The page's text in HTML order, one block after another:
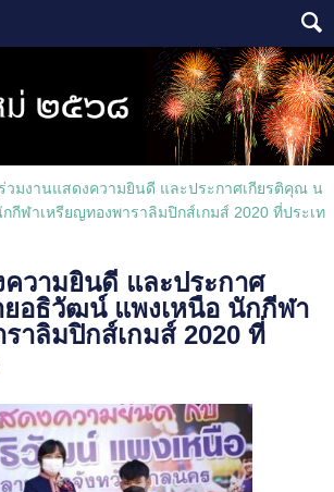
ร่วมงานแสดงความยินดี และประกาศเกียรติคุณ น
กีฬาเหรียญทองพาราลิมปิกส์เกมส์ 2020 ที่ประเท
วามยินดี และประกาศ
อธิวัฒน์ แพงเหนือ นักกีฬา
าลิมปิกส์เกมส์ 2020 ที่